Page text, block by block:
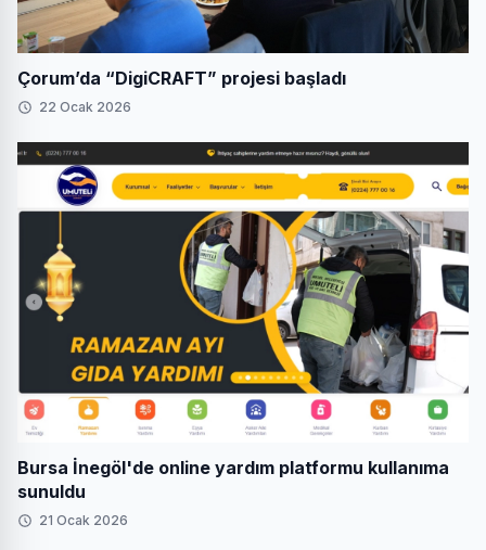
Çorum’da “DigiCRAFT” projesi başladı
22 Ocak 2026
Bursa İnegöl'de online yardım platformu kullanıma
sunuldu
21 Ocak 2026